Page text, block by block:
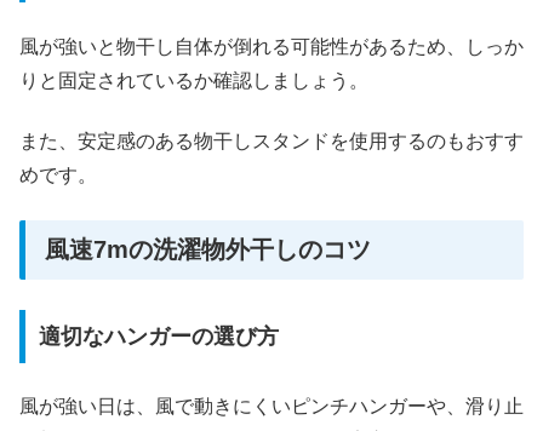
風が強いと物干し自体が倒れる可能性があるため、しっか
りと固定されているか確認しましょう。
また、安定感のある物干しスタンドを使用するのもおすす
めです。
風速7mの洗濯物外干しのコツ
適切なハンガーの選び方
風が強い日は、風で動きにくいピンチハンガーや、滑り止